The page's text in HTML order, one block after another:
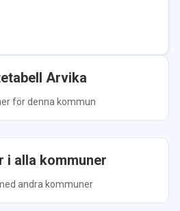
Arvika
för denna kommun
i alla kommuner
andra kommuner